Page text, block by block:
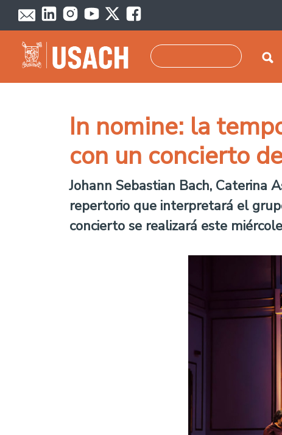
Pasar al contenido principal
In nomine: la
con un concierto
Johann Sebastian Bach, Caterina
repertorio que interpretará el
concierto se realizará este